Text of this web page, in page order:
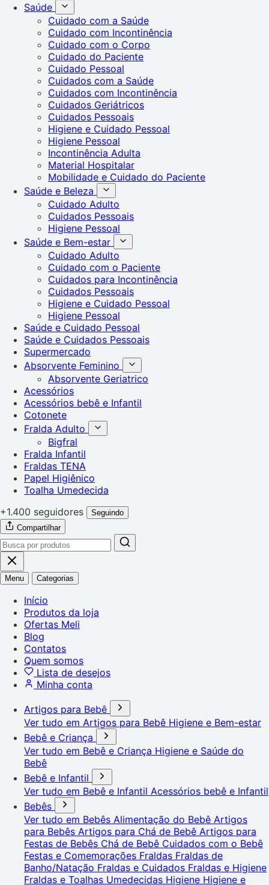
Saúde
Cuidado com a Saúde
Cuidado com Incontinência
Cuidado com o Corpo
Cuidado do Paciente
Cuidado Pessoal
Cuidados com a Saúde
Cuidados com Incontinência
Cuidados Geriátricos
Cuidados Pessoais
Higiene e Cuidado Pessoal
Higiene Pessoal
Incontinência Adulta
Material Hospitalar
Mobilidade e Cuidado do Paciente
Saúde e Beleza
Cuidado Adulto
Cuidados Pessoais
Higiene Pessoal
Saúde e Bem-estar
Cuidado Adulto
Cuidado com o Paciente
Cuidados para Incontinência
Cuidados Pessoais
Higiene e Cuidado Pessoal
Higiene Pessoal
Saúde e Cuidado Pessoal
Saúde e Cuidados Pessoais
Supermercado
Absorvente Feminino
Absorvente Geriatrico
Acessórios
Acessórios bebê e Infantil
Cotonete
Fralda Adulto
Bigfral
Fralda Infantil
Fraldas TENA
Papel Higiênico
Toalha Umedecida
+1.400 seguidores
Seguindo
Compartilhar
Menu Categorias
Início
Produtos da loja
Ofertas Meli
Blog
Contatos
Quem somos
Lista de desejos
Minha conta
Artigos para Bebê
Ver tudo em Artigos para Bebê Higiene e Bem-estar
Bebê e Criança
Ver tudo em Bebê e Criança Higiene e Saúde do
Bebê
Bebê e Infantil
Ver tudo em Bebê e Infantil Acessórios bebê e Infantil
Bebês
Ver tudo em Bebês Alimentação do Bebê Artigos
para Bebês Artigos para Chá de Bebê Artigos para
Festas de Bebês Chá de Bebê Cuidados com o Bebê
Festas e Comemorações Fraldas Fraldas de
Banho/Natação Fraldas e Cuidados Fraldas e Higiene
Fraldas e Toalhas Umedecidas Higiene Higiene e